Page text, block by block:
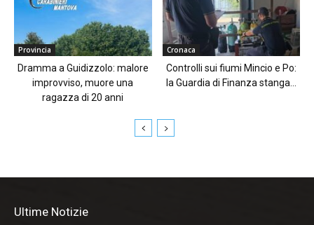
Provincia
Dramma a Guidizzolo: malore
improvviso, muore una
ragazza di 20 anni
Cronaca
Controlli sui fiumi Mincio e Po:
la Guardia di Finanza stanga...
Ultime Notizie